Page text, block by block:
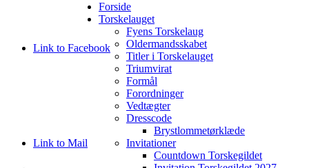
Link to Facebook
Link to Mail
Forside
Torskelauget
Fyens Torskelaug
Oldermandsskabet
Titler i Torskelauget
Triumvirat
Formål
Forordninger
Vedtægter
Dresscode
Brystlommetørklæde
Invitationer
Countdown Torskegildet